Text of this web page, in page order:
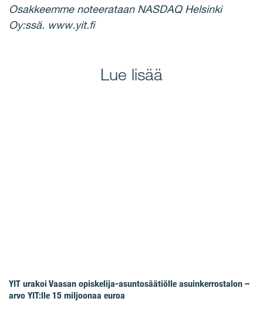
Osakkeemme noteerataan NASDAQ Helsinki
Oy:ssä. www.yit.fi
Lue lisää
YIT urakoi Vaasan opiskelija-asuntosäätiölle asuinkerrostalon –
arvo YIT:lle 15 miljoonaa euroa